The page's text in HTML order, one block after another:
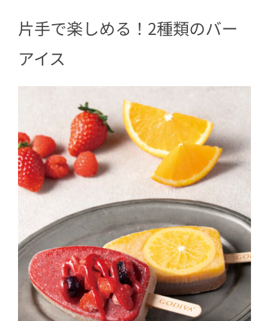
6この夏、“今日はどの気分？”で選びた
片手で楽しめる！2種類のバー
アイス